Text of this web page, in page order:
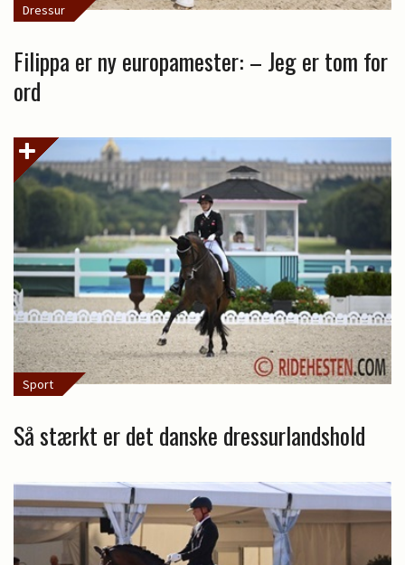
Dressur
Filippa er ny europamester: – Jeg er tom for
ord
Sport
Så stærkt er det danske dressurlandshold